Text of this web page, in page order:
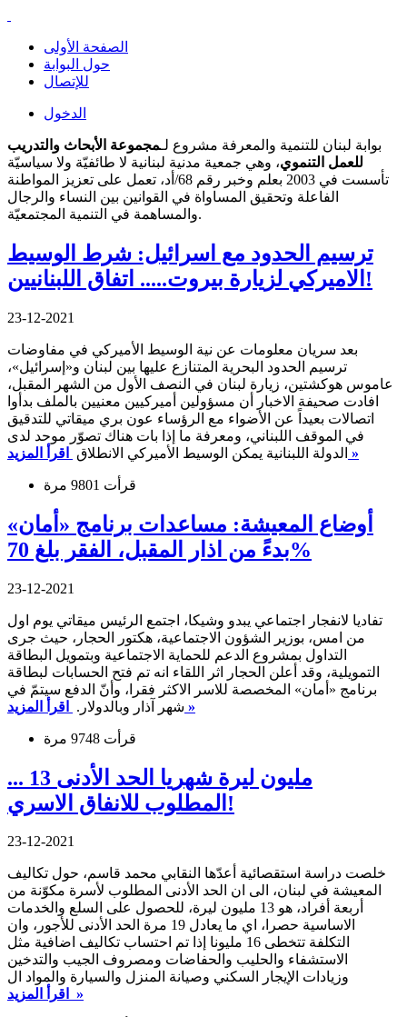
الصفحة الأولى
حول البوابة
للإتصال
الدخول
بوابة لبنان للتنمية والمعرفة مشروع لـمجموعة الأبحاث والتدريب
للعمل التنموي، وهي جمعية مدنية لبنانية لا طائفيّة ولا سياسيّة
تأسست في 2003 بعلم وخبر رقم 68/أد، تعمل على تعزيز المواطنة
الفاعلة وتحقيق المساواة في القوانين بين النساء والرجال
والمساهمة في التنمية المجتمعيّة.
ترسيم الحدود مع اسرائيل: شرط الوسيط
الاميركي لزيارة بيروت..... اتفاق اللبنانيين!
23-12-2021
بعد سريان معلومات عن نية الوسيط الأميركي في مفاوضات
ترسيم الحدود البحرية المتنازع عليها بين لبنان و«إسرائيل»،
عاموس هوكشتين، زيارة لبنان في النصف الأول من الشهر المقبل،
افادت صحيفة الاخبار أن مسؤولين أميركيين معنيين بالملف بدأوا
اتصالات بعيداً عن الأضواء مع الرؤساء عون بري ميقاتي للتدقيق
في الموقف اللبناني، ومعرفة ما إذا بات هناك تصوّر موحد لدى
الدولة اللبنانية يمكن الوسيط الأميركي الانطلاق اقرأ المزيد »
قرأت 9801 مرة
أوضاع المعيشة: مساعدات برنامج «أمان»
بدءً من اذار المقبل، الفقر بلغ 70%
23-12-2021
تفاديا لانفجار اجتماعي يبدو وشيكا، اجتمع الرئيس ميقاتي يوم اول
من امس، بوزير الشؤون الاجتماعية، هكتور الحجار، حيث جرى
التداول بمشروع الدعم للحماية الاجتماعية وبتمويل البطاقة
التمويلية، وقد أعلن الحجار اثر اللقاء انه تم فتح الحسابات لبطاقة
برنامج «أمان» المخصصة للاسر الاكثر فقرا، وأنّ الدفع سيتمّ في
شهر آذار وبالدولار. اقرأ المزيد »
قرأت 9748 مرة
... 13 مليون ليرة شهريا الحد الأدنى
المطلوب للانفاق الاسري!
23-12-2021
خلصت دراسة استقصائية أعدّها النقابي محمد قاسم، حول تكاليف
المعيشة في لبنان، الى ان الحد الأدنى المطلوب لأسرة مكوّنة من
أربعة أفراد، هو 13 مليون ليرة، للحصول على السلع والخدمات
الاساسية حصرا، اي ما يعادل 19 مرة الحد الأدنى للأجور، وان
التكلفة تتخطى 16 مليونا إذا تم احتساب تكاليف اضافية مثل
الاستشفاء والحليب والحفاضات ومصروف الجيب والتدخين
وزيادات الإيجار السكني وصيانة المنزل والسيارة والمواد ال
اقرأ المزيد »